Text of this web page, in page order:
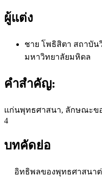
ผู้แต่ง
ชาย โพธิสิตา สถาบัน
มหาวิทยาลัยมหิดล
คำสำคัญ:
แก่นพุทธศาสนา, ลักษณะข
4
บทคัดย่อ
อิทธิพลของพุทธศาสนาต่